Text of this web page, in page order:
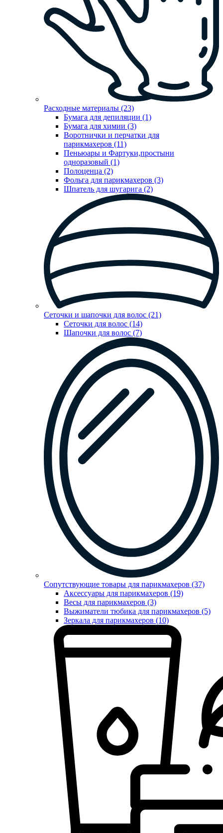
Расходные материалы (23)
Бумага для депиляции (1)
Бумага для химии (3)
Воротнички и перчатки для
парикмахеров (11)
Пеньюары и Фартуки,простыни
одноразовый (1)
Полоценца (2)
Фольга для парикмахеров (3)
Шпатель для шугарига (2)
Сеточки и шапочки для волос (21)
Сеточки для волос (14)
Шапочки для волос (7)
Сопутствующие товары для парикмахеров (37)
Аксессуары для парикмахеров (19)
Весы для парикмахеров (3)
Выжиматели тюбика для парикмахеров (5)
Зеркала для парикмахеров (10)